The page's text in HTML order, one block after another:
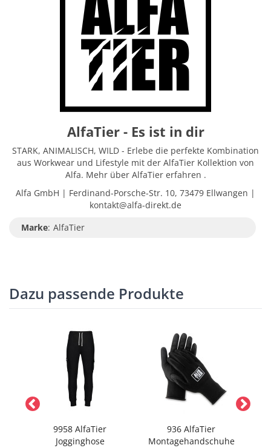
AlfaTier - Es ist in dir
STARK, ANIMALISCH, WILD - Erlebe die perfekte Kombination
aus Workwear und Lifestyle mit der AlfaTier Kollektion von
Alfa. Mehr über AlfaTier erfahren .
Alfa GmbH | Ferdinand-Porsche-Str. 10, 73479 Ellwangen |
kontakt@alfa-direkt.de
Marke: AlfaTier
Dazu passende Produkte
9958 AlfaTier
Jogginghose
936 AlfaTier
Montagehandschuhe